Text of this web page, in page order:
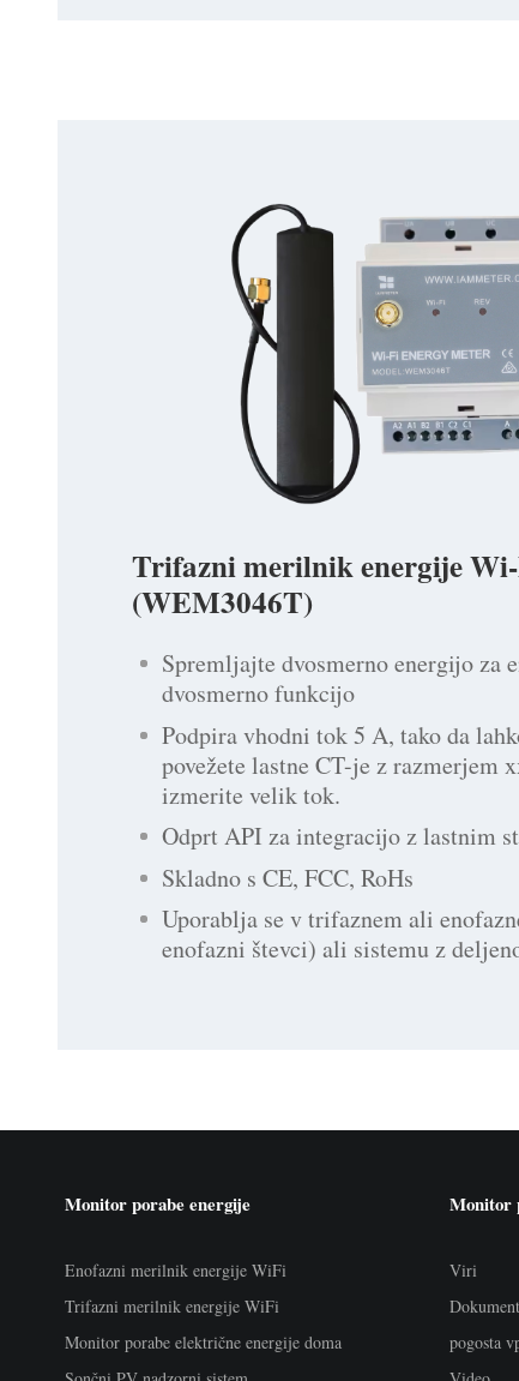
Trifazni merilnik energije
(WEM3046T)
Spremljajte dvosmerno energijo za
dvosmerno funkcijo
Podpira vhodni tok 5 A, tako da
povežete lastne CT-je z razmerjem
izmerite velik tok.
Odprt API za integracijo z lastnim
Skladno s CE, FCC, RoHs
Uporablja se v trifaznem ali
enofazni števci) ali sistemu z
Monitor porabe energije
Enofazni merilnik energije WiFi
Trifazni merilnik energije WiFi
Monitor porabe električne energije doma
Monitor
Viri
Dokument
pogosta